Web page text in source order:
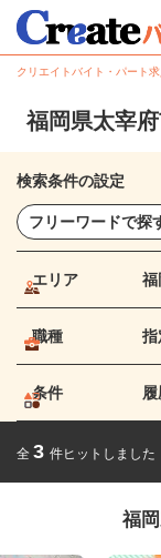
クリエイトバイト・パート
福岡県太宰
検索条件の設定
エリア 福
職種 指
条件
全 3 件ヒットしました
福